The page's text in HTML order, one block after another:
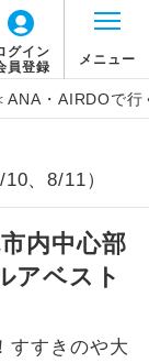
グイン
員登録
メニュー
ANA・AIRDOで
、8/11）
内中心部
アベスト
すすきのや大
路到着空港
最終日出発空港
します。
内
状況に